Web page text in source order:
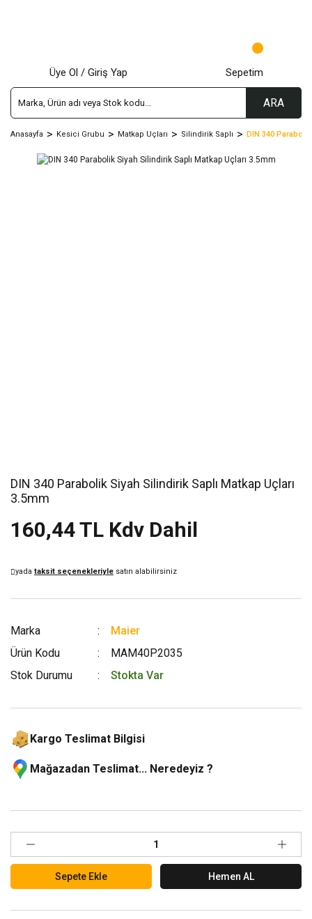
ARA
Üye Ol / Giriş Yap Sepetim
Anasayfa Kesici Grubu Matkap Uçları Silindirik Saplı DIN 340
DIN 340 Parabolik Siyah Silindirik Saplı Matkap Uçları
3.5mm
160,44 TL Kdv Dahil
yada taksit seçenekleriyle satın alabilirsiniz
Marka
Maier
Ürün Kodu
MAM40P2035
Stok Durumu
Stokta Var
Kargo Teslimat Bilgisi
Mağazadan Teslimat... Neredeyiz ?
Sepete Ekle Hemen AL